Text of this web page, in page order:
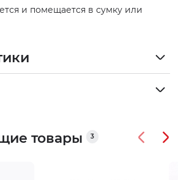
и помещается в сумку или
товары 3